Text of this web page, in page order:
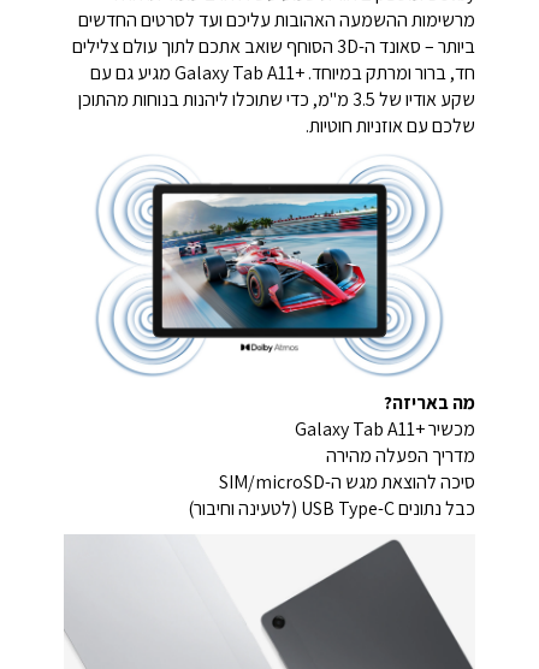
מרשימות ההשמעה האהובות עליכם ועד לסרטים החדשים
ביותר – סאונד ה-3D הסוחף שואב אתכם לתוך עולם צלילים
חד, ברור ומרתק במיוחד. +Galaxy Tab A11 מגיע גם עם
שקע אודיו של 3.5 מ"מ, כדי שתוכלו ליהנות בנוחות מהתוכן
שלכם עם אוזניות חוטיות.
מה באריזה?
מכשיר +Galaxy Tab A11
מדריך הפעלה מהירה
סיכה להוצאת מגש ה-SIM/microSD
כבל נתונים USB Type-C (לטעינה וחיבור)